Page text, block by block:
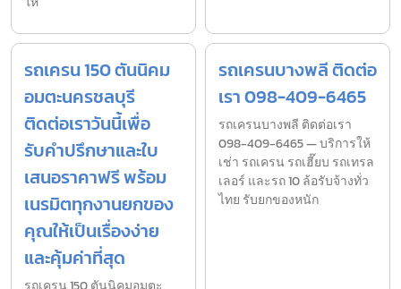
รถเครน 150 ตันนิคม
อมตะนครชลบุรี
ติดต่อเราวันนี้เพื่อ
รับคำปรึกษาและใบ
เสนอราคาฟรี พร้อม
เนรมิตทุกงานยกของ
คุณให้เป็นเรื่องง่าย
และคุ้มค่าที่สุด
รถเครนบางพลี ติดต่อ
เรา 098-409-6465
รถเครนบางพลี ติดต่อเรา
098-409-6465 — บริการให้
เช่า รถเครน รถเฮี๊ยบ รถเทรล
เลอร์ และรถ 10 ล้อรับจ้างทั่ว
ไทย รับยกของหนัก